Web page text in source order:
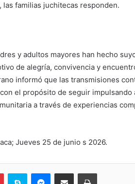
familias juchitecas responden.
y adultos mayores han hecho
de alegría, convivencia y
informó que las transmisiones
el propósito de seguir impulsando
a través de experiencias
Jueves 25 de junio s 2026.
PinterestSkype MessengerCompartir via correo electrónicoImpresión